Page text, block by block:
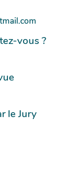
vous ?
le Jury